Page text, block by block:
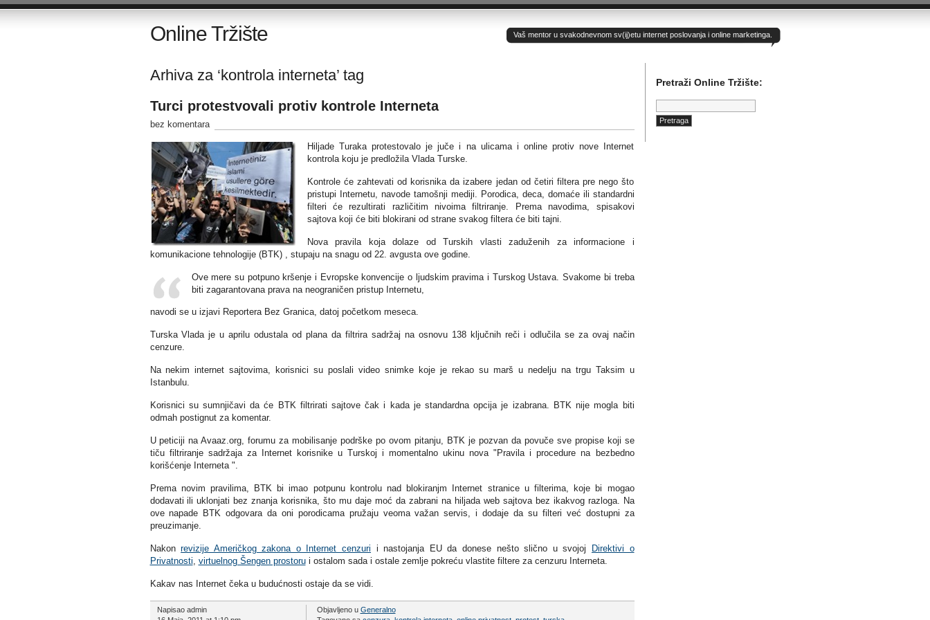
Online Tržište Vaš mentor u svakodnevnom sv(ij)etu internet poslovanja i online marketinga.
Arhiva za ‘kontrola interneta’ tag
Turci protestvovali protiv kontrole Interneta
bez komentara
Hiljade Turaka protestovalo je juče i na ulicama i online protiv nove Internet
kontrola koju je predložila Vlada Turske.
Kontrole će zahtevati od korisnika da izabere jedan od četiri filtera pre nego što
pristupi Internetu, navode tamošnji mediji. Porodica, deca, domaće ili standardni
filteri će rezultirati različitim nivoima filtriranje. Prema navodima, spisakovi
sajtova koji će biti blokirani od strane svakog filtera će biti tajni.
Nova pravila koja dolaze od Turskih vlasti zaduženih za informacione i
komunikacione tehnologije (BTK) , stupaju na snagu od 22. avgusta ove godine.
Ove mere su potpuno kršenje i Evropske konvencije o ljudskim pravima i Turskog Ustava. Svakome bi treba
biti zagarantovana prava na neograničen pristup Internetu,
navodi se u izjavi Reportera Bez Granica, datoj početkom meseca.
Turska Vlada je u aprilu odustala od plana da filtrira sadržaj na osnovu 138 ključnih reči i odlučila se za ovaj način
cenzure.
Na nekim internet sajtovima, korisnici su poslali video snimke koje je rekao su marš u nedelju na trgu Taksim u
Istanbulu.
Korisnici su sumnjičavi da će BTK filtrirati sajtove čak i kada je standardna opcija je izabrana. BTK nije mogla biti
odmah postignut za komentar.
U peticiji na Avaaz.org, forumu za mobilisanje podrške po ovom pitanju, BTK je pozvan da povuče sve propise koji se
tiču filtriranje sadržaja za Internet korisnike u Turskoj i momentalno ukinu nova "Pravila i procedure na bezbedno
korišćenje Interneta ".
Prema novim pravilima, BTK bi imao potpunu kontrolu nad blokiranjm Internet stranice u filterima, koje bi mogao
dodavati ili uklonjati bez znanja korisnika, što mu daje moć da zabrani na hiljada web sajtova bez ikakvog razloga. Na
ove napade BTK odgovara da oni porodicama pružaju veoma važan servis, i dodaje da su filteri već dostupni za
preuzimanje.
Nakonrevizije Američkog zakona o Internet cenzuri i nastojanja EU da donese nešto slično u svojoj
Direktivi o
Privatnosti, virtuelnog Šengen prostorui ostalom sada i ostale zemlje pokreću vlastite filtere za cenzuru Interneta.
Kakav nas Internet čeka u budućnosti ostaje da se vidi.
Napisao admin
Objavljeno u Generalno
Pretraži Online Tržište:
Pretraga: